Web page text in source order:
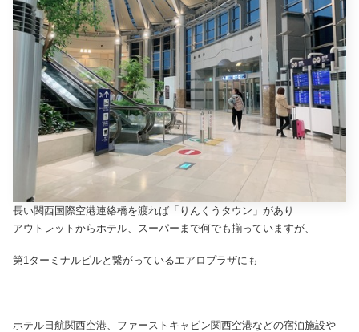
長い関西国際空港連絡橋を渡れば「りんくうタウン」があり
アウトレットからホテル、スーパーまで何でも揃っていますが、
第1ターミナルビルと繋がっているエアロプラザにも
ホテル日航関西空港、ファーストキャビン関西空港などの宿泊施設や